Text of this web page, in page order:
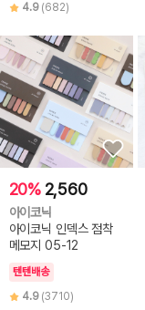
4.9 (682)
20% 2,560
아이코닉
아이코닉 인덱스 점착
메모지 05-12
텐텐배송
4.9 (3710)